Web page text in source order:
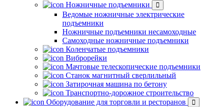
Ножничные подъемники
Ведомые ножничные электрические
подъемники
Ножничные подъемники несамоходные
Самоходные ножничные подъемники
Коленчатые подъемники
Виброрейки
Мачтовые телескопические подъемники
Станок магнитный сверлильный
Затирочная машина по бетону
Транспортно-дорожное строительство
Оборудование для торговли и ресторанов